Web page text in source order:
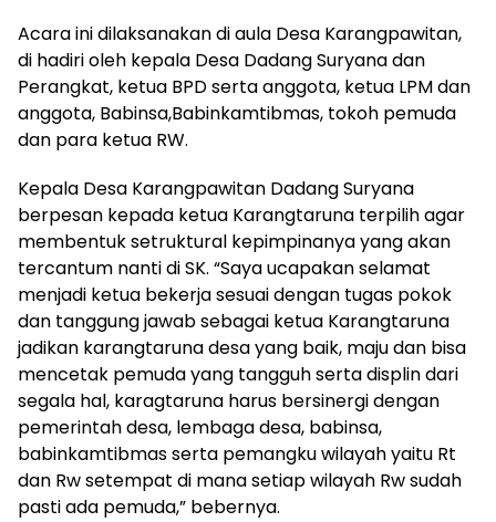
Acara ini dilaksanakan di aula Desa Karangpawitan,
di hadiri oleh kepala Desa Dadang Suryana dan
Perangkat, ketua BPD serta anggota, ketua LPM dan
anggota, Babinsa,Babinkamtibmas, tokoh pemuda
dan para ketua RW.
Kepala Desa Karangpawitan Dadang Suryana
berpesan kepada ketua Karangtaruna terpilih agar
membentuk setruktural kepimpinanya yang akan
tercantum nanti di SK. “Saya ucapakan selamat
menjadi ketua bekerja sesuai dengan tugas pokok
dan tanggung jawab sebagai ketua Karangtaruna
jadikan karangtaruna desa yang baik, maju dan bisa
mencetak pemuda yang tangguh serta displin dari
segala hal, karagtaruna harus bersinergi dengan
pemerintah desa, lembaga desa, babinsa,
babinkamtibmas serta pemangku wilayah yaitu Rt
dan Rw setempat di mana setiap wilayah Rw sudah
pasti ada pemuda,” bebernya.